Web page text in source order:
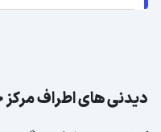
دیدنی های اطراف